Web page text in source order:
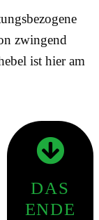
zwingend
ist hier am
DAS
ENDE